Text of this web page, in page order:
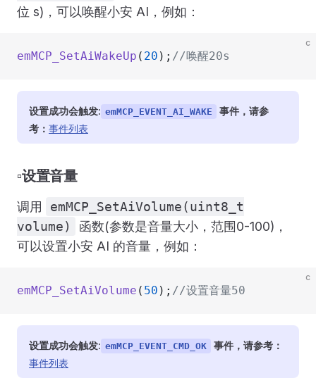
位 s)，可以唤醒小安 AI，例如：
c
emMCP_SetAiWakeUp ( 20 ); //唤醒20s
设置成功会触发: emMCP_EVENT_AI_WAKE
事件，请参
考： 事件列表
▫️设置音量
调用
emMCP_SetAiVolume(uint8_t
volume)
函数(参数是音量大小，范围0-100)，
可以设置小安 AI 的音量，例如：
c
emMCP_SetAiVolume ( 50 ); //设置音量50
设置成功会触发: emMCP_EVENT_CMD_OK
事件，请参考：
事件列表